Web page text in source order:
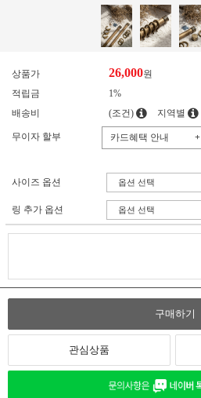
상품가 26,000원
적립금
1%
배송비
(조건) 지역별
무이자 할부 카드혜택 안내 +
사이즈 옵션
링 추가 옵션
구매하기
관심상품